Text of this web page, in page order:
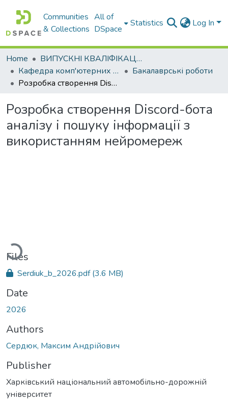
Communities
& Collections
All of
DSpace
Statistics Log In
Home
ВИПУСКНІ КВАЛІФІКАЦІЙНІ РОБОТИ
Кафедра комп'ютерних наук і інформаційних систем
Бакалаврські роботи
Розробка створення Discord-бота аналізу і пошуку інформації з використанням нейромереж
Розробка створення Discord-бота
аналізу і пошуку інформації з
використанням нейромереж
Loading...
Files
Serdiuk_b_2026.pdf(3.6 MB)
Date
2026
Authors
Сердюк, Максим Андрійович
Publisher
Харківський національний автомобільно-дорожній
університет